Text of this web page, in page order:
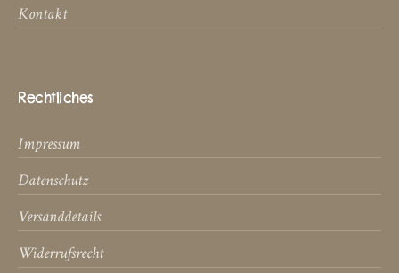
Kontakt
Rechtliches
Impressum
Datenschutz
Versanddetails
Widerrufsrecht